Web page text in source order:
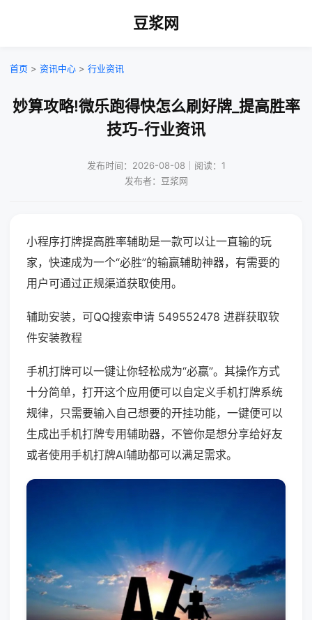
豆浆网
首页 > 资讯中心 > 行业资讯
妙算攻略!微乐跑得快怎么刷好牌_提高胜率
技巧-行业资讯
发布时间：2026-08-08｜阅读：1
发布者：豆浆网
小程序打牌提高胜率辅助是一款可以让一直输的玩
家，快速成为一个“必胜”的输赢辅助神器，有需要的
用户可通过正规渠道获取使用。
辅助安装，可QQ搜索申请 549552478 进群获取软
件安装教程
手机打牌可以一键让你轻松成为“必赢”。其操作方式
十分简单，打开这个应用便可以自定义手机打牌系统
规律，只需要输入自己想要的开挂功能，一键便可以
生成出手机打牌专用辅助器，不管你是想分享给好友
或者使用手机打牌AI辅助都可以满足需求。